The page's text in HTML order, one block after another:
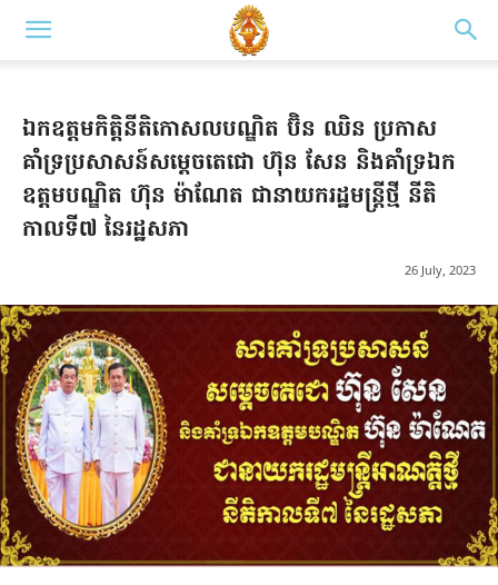
ឯកឧត្តមកិត្តិនីតិកោសលបណ្ឌិត ប៊ិន ឈិន ប្រកាស
គាំទ្រប្រសាសន៍សម្តេចតេជោ ហ៊ុន សែន​ និងគាំទ្រឯក
ឧត្តមបណ្ឌិត ហ៊ុន ម៉ាណែត ជានាយករដ្ឋមន្រ្តីថ្មី នីតិ
កាលទី៧ នៃរដ្ឋសភា
26 July, 2023